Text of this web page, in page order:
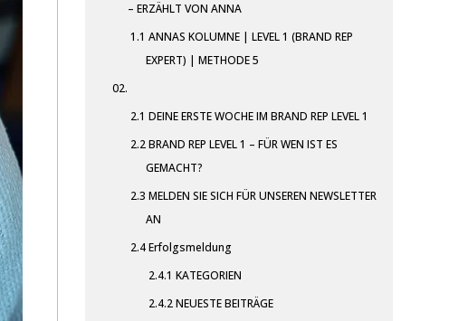
– ERZÄHLT VON ANNA
1.1 ANNAS KOLUMNE | LEVEL 1 (BRAND REP
EXPERT) | METHODE 5
02.
2.1 DEINE ERSTE WOCHE IM BRAND REP LEVEL 1
2.2BRAND REP LEVEL 1 – FÜR WEN IST ES
GEMACHT?
2.3 MELDEN SIE SICH FÜR UNSEREN NEWSLETTER
AN
2.4Erfolgsmeldung
2.4.1 KATEGORIEN
2.4.2NEUESTE BEITRÄGE